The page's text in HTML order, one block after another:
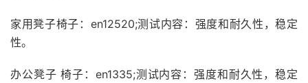
家用凳子椅子：en12520;测试内容：强度和耐久性，稳定
性。
办公凳子 椅子：en1335;测试内容：强度和耐久性，稳定